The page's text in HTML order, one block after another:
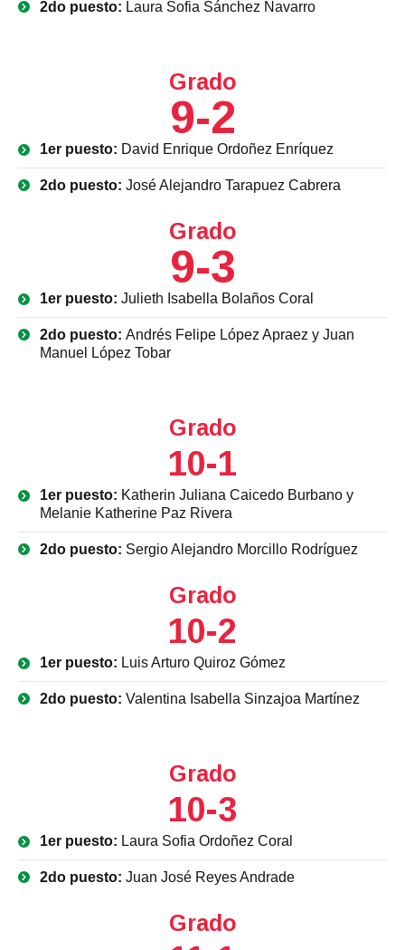
2do puesto: Laura Sofia Sánchez Navarro
Grado
9-2
1er puesto: David Enrique Ordoñez Enríquez
2do puesto: José Alejandro Tarapuez Cabrera
Grado
9-3
1er puesto: Julieth Isabella Bolaños Coral
2do puesto: Andrés Felipe López Apraez y Juan
Manuel López Tobar
Grado
10-1
1er puesto: Katherin Juliana Caicedo Burbano y
Melanie Katherine Paz Rivera
2do puesto: Sergio Alejandro Morcillo Rodríguez
Grado
10-2
1er puesto: Luis Arturo Quiroz Gómez
2do puesto: Valentina Isabella Sinzajoa Martínez
Grado
10-3
1er puesto: Laura Sofia Ordoñez Coral
2do puesto: Juan José Reyes Andrade
Grado